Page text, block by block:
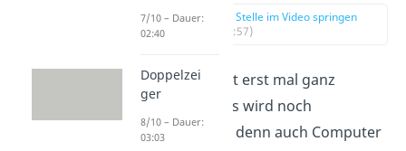
zur Stelle im Video springen
(02:57)
Das klingt jetzt erst mal ganz
simpel, aber es wird noch
komplizierter, denn auch Computer
7/10 – Dauer:
02:40
Doppelzei
ger
8/10 – Dauer:
03:03